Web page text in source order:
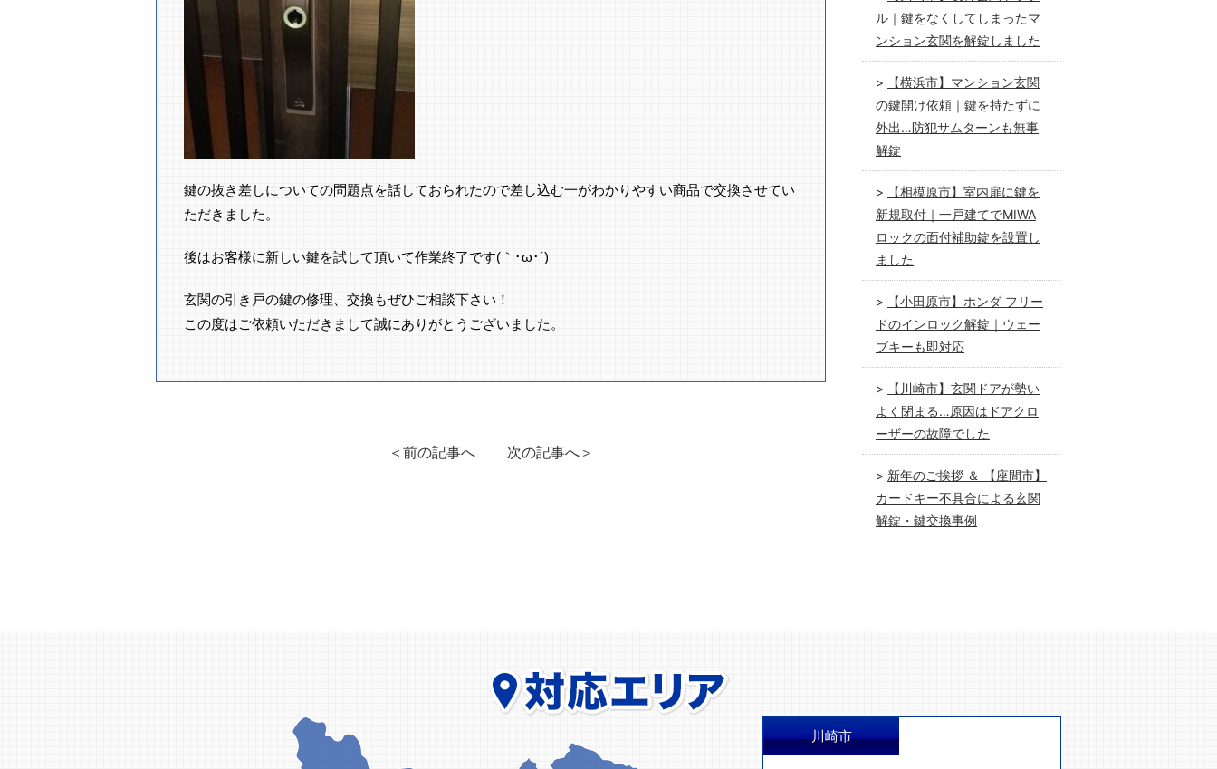
鍵の抜き差しについての問題点を話しておられたので差し込む一がわかりやすい商品で交換させてい
ただきました。
後はお客様に新しい鍵を試して頂いて作業終了です(｀･ω･´)ゞ
玄関の引き戸の鍵の修理、交換もぜひご相談下さい！
この度はご依頼いただきまして誠にありがとうございました。
＜前の記事へ 次の記事へ＞
ル｜鍵をなくしてしまったマ
ンション玄関を解錠しました
【横浜市】マンション玄関
の鍵開け依頼｜鍵を持たずに
外出…防犯サムターンも無事
解錠
【相模原市】室内扉に鍵を
新規取付｜一戸建てでMIWA
ロックの面付補助錠を設置し
ました
【小田原市】ホンダ フリー
ドのインロック解錠｜ウェー
ブキーも即対応
【川崎市】玄関ドアが勢い
よく閉まる…原因はドアクロ
ーザーの故障でした
新年のご挨拶 ＆ 【座間市】
カードキー不具合による玄関
解錠・鍵交換事例
川崎市